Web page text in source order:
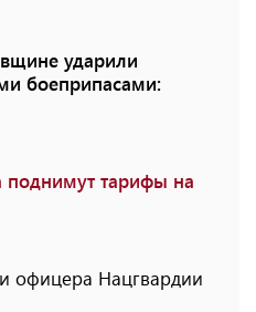
ударили
боеприпасами:
поднимут тарифы на
офицера Нацгвардии